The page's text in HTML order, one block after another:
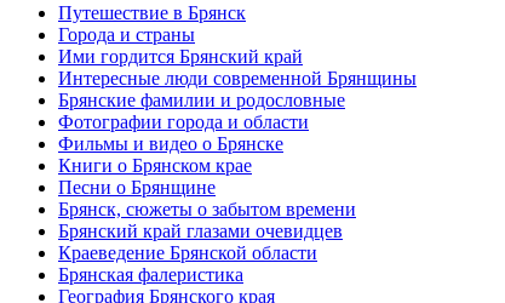
Путешествие в Брянск
Города и страны
Ими гордится Брянский край
Интересные люди современной Брянщины
Брянские фамилии и родословные
Фотографии города и области
Фильмы и видео о Брянске
Книги о Брянском крае
Песни о Брянщине
Брянск, сюжеты о забытом времени
Брянский край глазами очевидцев
Краеведение Брянской области
Брянская фалеристика
География Брянского края